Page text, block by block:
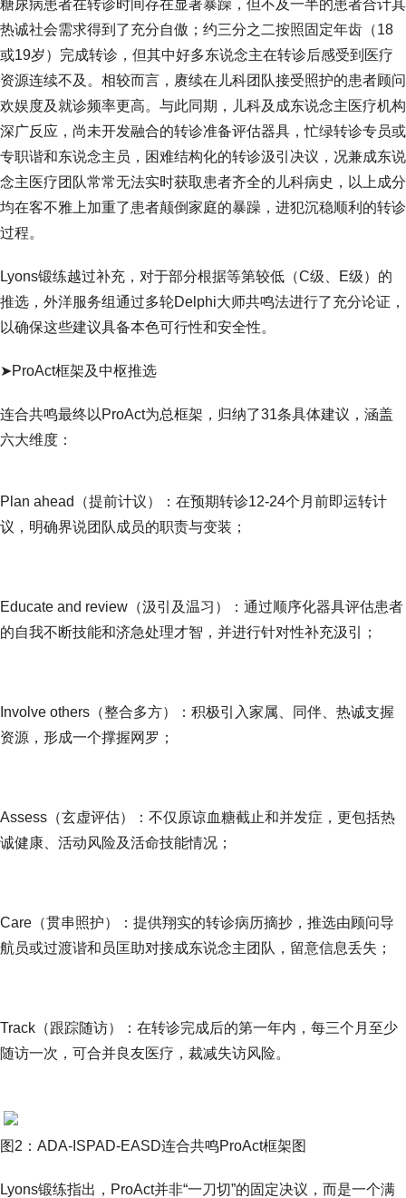
糖尿病患者在转诊时间存在显著暴躁，但不及一半的患者合计其
热诚社会需求得到了充分自傲；约三分之二按照固定年齿（18
或19岁）完成转诊，但其中好多东说念主在转诊后感受到医疗
资源连续不及。相较而言，赓续在儿科团队接受照护的患者顾问
欢娱度及就诊频率更高。与此同期，儿科及成东说念主医疗机构
深广反应，尚未开发融合的转诊准备评估器具，忙绿转诊专员或
专职谐和东说念主员，困难结构化的转诊汲引决议，况兼成东说
念主医疗团队常常无法实时获取患者齐全的儿科病史，以上成分
均在客不雅上加重了患者颠倒家庭的暴躁，进犯沉稳顺利的转诊
过程。
Lyons锻练越过补充，对于部分根据等第较低（C级、E级）的
推选，外洋服务组通过多轮Delphi大师共鸣法进行了充分论证，
以确保这些建议具备本色可行性和安全性。
➤ProAct框架及中枢推选
连合共鸣最终以ProAct为总框架，归纳了31条具体建议，涵盖
六大维度：
Plan ahead（提前计议）：在预期转诊12-24个月前即运转计
议，明确界说团队成员的职责与变装；
Educate and review（汲引及温习）：通过顺序化器具评估患者
的自我不断技能和济急处理才智，并进行针对性补充汲引；
Involve others（整合多方）：积极引入家属、同伴、热诚支握
资源，形成一个撑握网罗；
Assess（玄虚评估）：不仅原谅血糖截止和并发症，更包括热
诚健康、活动风险及活命技能情况；
Care（贯串照护）：提供翔实的转诊病历摘抄，推选由顾问导
航员或过渡谐和员匡助对接成东说念主团队，留意信息丢失；
Track（跟踪随访）：在转诊完成后的第一年内，每三个月至少
随访一次，可合并良友医疗，裁减失访风险。
图2：ADA-ISPAD-EASD连合共鸣ProAct框架图
Lyons锻练指出，ProAct并非“一刀切”的固定决议，而是一个满